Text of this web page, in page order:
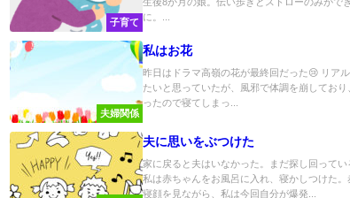
子育て
に。...
夫婦関係
私はお花
昨日はドラマ高嶺の花が最終回だった😢 リア
たいと思っていたが、風邪で体調を崩しており
ったので寝てしまっ...
夫に思いをぶつけた
家に戻ると夫はいなかった。まだ探し回ってい
私は赤ちゃんをお風呂に入れ、寝かしつけた。
寝顔を見ながら、私は今回自分が爆発...